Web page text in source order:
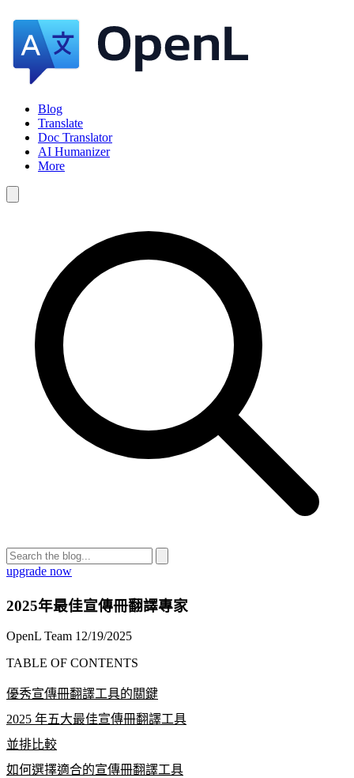
Blog
Translate
Doc Translator
AI Humanizer
More
upgrade now
2025年最佳宣傳冊翻譯專家
OpenL Team 12/19/2025
TABLE OF CONTENTS
優秀宣傳冊翻譯工具的關鍵
2025 年五大最佳宣傳冊翻譯工具
並排比較
如何選擇適合的宣傳冊翻譯工具